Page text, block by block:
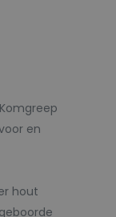
en
hout